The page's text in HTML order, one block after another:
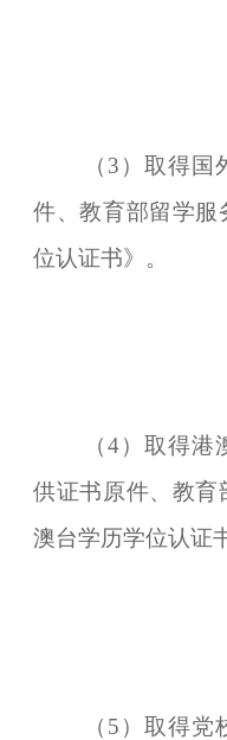
（3）取得
件、教育部留学服
位认证书》。
（4）取得
供证书原件、教育
澳台学历学位认证
（5）取得